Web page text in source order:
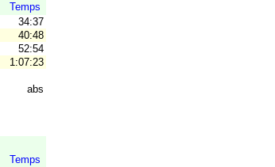
Temps
34:37
40:48
52:54
1:07:23
abs
Temps